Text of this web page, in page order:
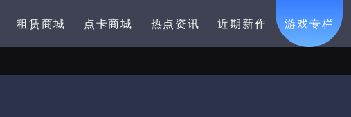
租赁商城 点卡商城 热点资讯 近期新作 游戏专栏